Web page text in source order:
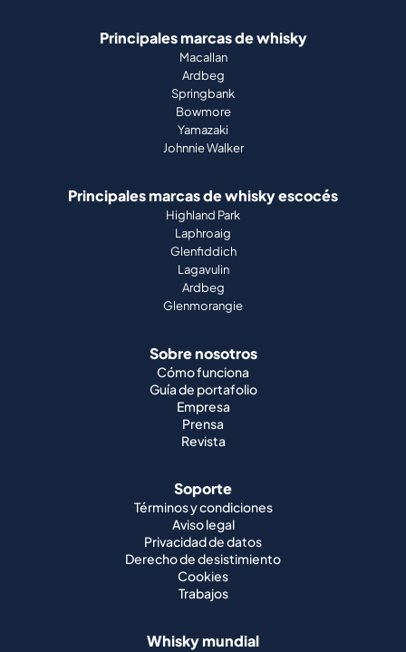
Principales marcas de whisky
Macallan
Ardbeg
Springbank
Bowmore
Yamazaki
Johnnie Walker
Principales marcas de whisky escocés
Highland Park
Laphroaig
Glenfiddich
Lagavulin
Ardbeg
Glenmorangie
Sobre nosotros
Cómo funciona
Guía de portafolio
Empresa
Prensa
Revista
Soporte
Términos y condiciones
Aviso legal
Privacidad de datos
Derecho de desistimiento
Cookies
Trabajos
Whisky mundial